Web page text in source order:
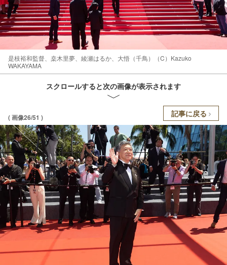
是枝裕和監督、桒木里夢、綾瀬はるか、大悟（千鳥）（C）Kazuko
WAKAYAMA
スクロールすると次の画像が表示されます
( 画像26/51 ) 記事に戻る